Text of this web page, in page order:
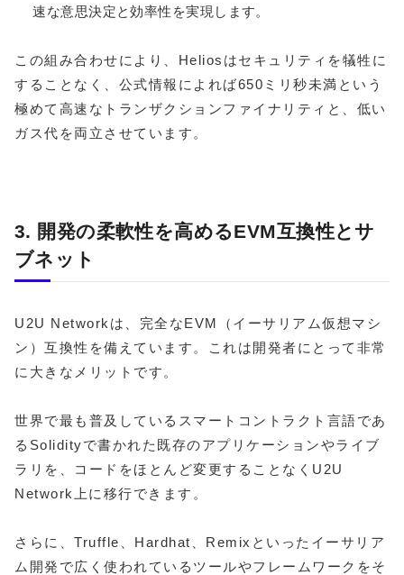
速な意思決定と効率性を実現します。
この組み合わせにより、Heliosはセキュリティを犠牲に
することなく、公式情報によれば650ミリ秒未満という
極めて高速なトランザクションファイナリティと、低い
ガス代を両立させています。
3. 開発の柔軟性を高めるEVM互換性とサ
ブネット
U2U Networkは、完全なEVM（イーサリアム仮想マシ
ン）互換性を備えています。これは開発者にとって非常
に大きなメリットです。
世界で最も普及しているスマートコントラクト言語であ
るSolidityで書かれた既存のアプリケーションやライブ
ラリを、コードをほとんど変更することなくU2U
Network上に移行できます。
さらに、Truffle、Hardhat、Remixといったイーサリア
ム開発で広く使われているツールやフレームワークをそ